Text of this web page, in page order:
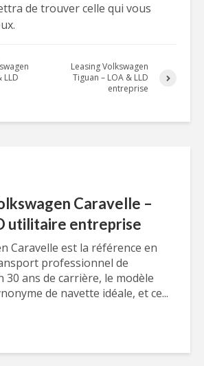
de trouver celle qui vous
LLD
Leasing Volkswagen
Tiguan – LOA & LLD
entreprise
Caravelle –
utilitaire entreprise
Caravelle est la référence en
professionnel de
30 ans de carrière, le modèle
de navette idéale, et ce...